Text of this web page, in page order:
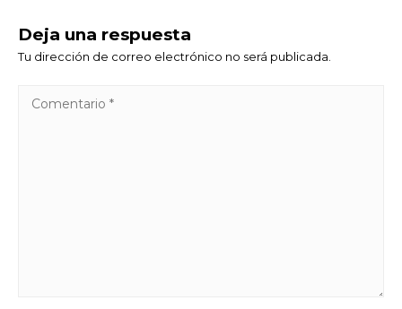
Deja una respuesta
Tu dirección de correo electrónico no será publicada.